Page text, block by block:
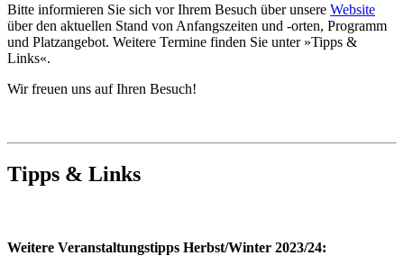
Bitte informieren Sie sich vor Ihrem Besuch über unsere Website
über den aktuellen Stand von Anfangszeiten und -orten, Programm
und Platzangebot. Weitere Termine finden Sie unter »Tipps &
Links«.
Wir freuen uns auf Ihren Besuch!
Tipps & Links
Weitere Veranstaltungstipps Herbst/Winter 2023/24: